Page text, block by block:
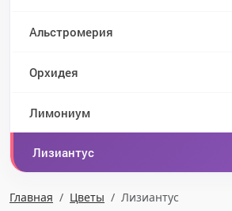
Альстромерия
Орхидея
Лимониум
Лизиантус
Главная Цветы Лизиантус